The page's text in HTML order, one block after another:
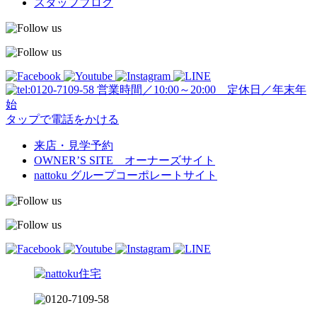
営業時間／10:00～20:00 定休日／年末年
始
タップで電話をかける
来店・見学予約
OWNER’S SITE オーナーズサイト
nattoku グループコーポレートサイト